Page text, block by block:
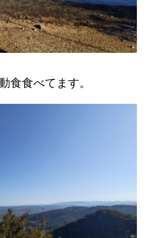
食食べてます。